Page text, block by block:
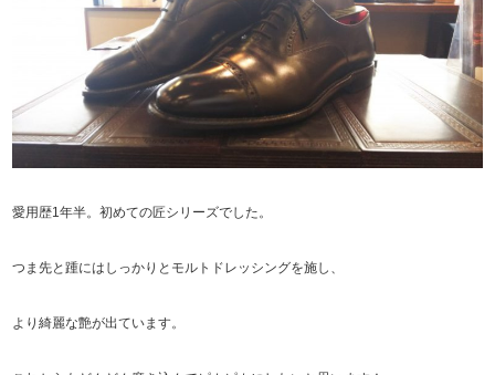
愛用歴1年半。初めての匠シリーズでした。
つま先と踵にはしっかりとモルトドレッシングを施し、
より綺麗な艶が出ています。